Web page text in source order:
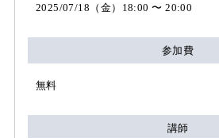
2025/07/18（金）18:00 〜 20:00
参加費
無料
講師